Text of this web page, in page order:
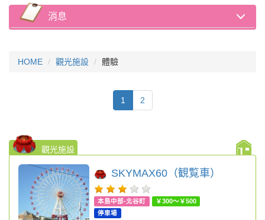
消息
HOME 觀光施設 體驗
1 2
觀光施設
SKYMAX60（観覧車）
本島中部-北谷町
￥300～￥500
停車場